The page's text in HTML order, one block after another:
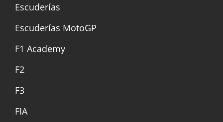
Escuderías
Escuderías MotoGP
F1 Academy
F2
F3
FIA